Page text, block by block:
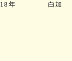
18 年 白加